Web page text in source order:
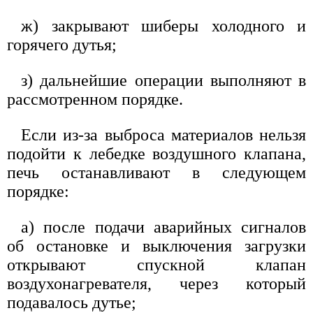
ж) закрывают шиберы холодного и
горячего дутья;
з) дальнейшие операции выполняют в
рассмотренном порядке.
Если из-за выброса материалов нельзя
подойти к лебедке воздушного клапана,
печь останавливают в следующем
порядке:
а) после подачи аварийных сигналов
об остановке и выключения загрузки
открывают спускной клапан
воздухонагревателя, через который
подавалось дутье;